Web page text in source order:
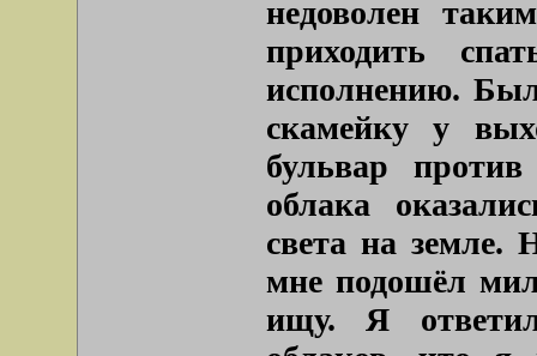
недоволен
приходить
исполнению.
скамейку у
бульвар
облака
света на земле.
мне подошёл
ищу. Я